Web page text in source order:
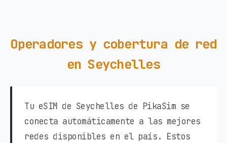
Operadores y cobertura de red
en Seychelles
Tu eSIM de Seychelles de PikaSim se
conecta automáticamente a las mejores
redes disponibles en el país. Estos